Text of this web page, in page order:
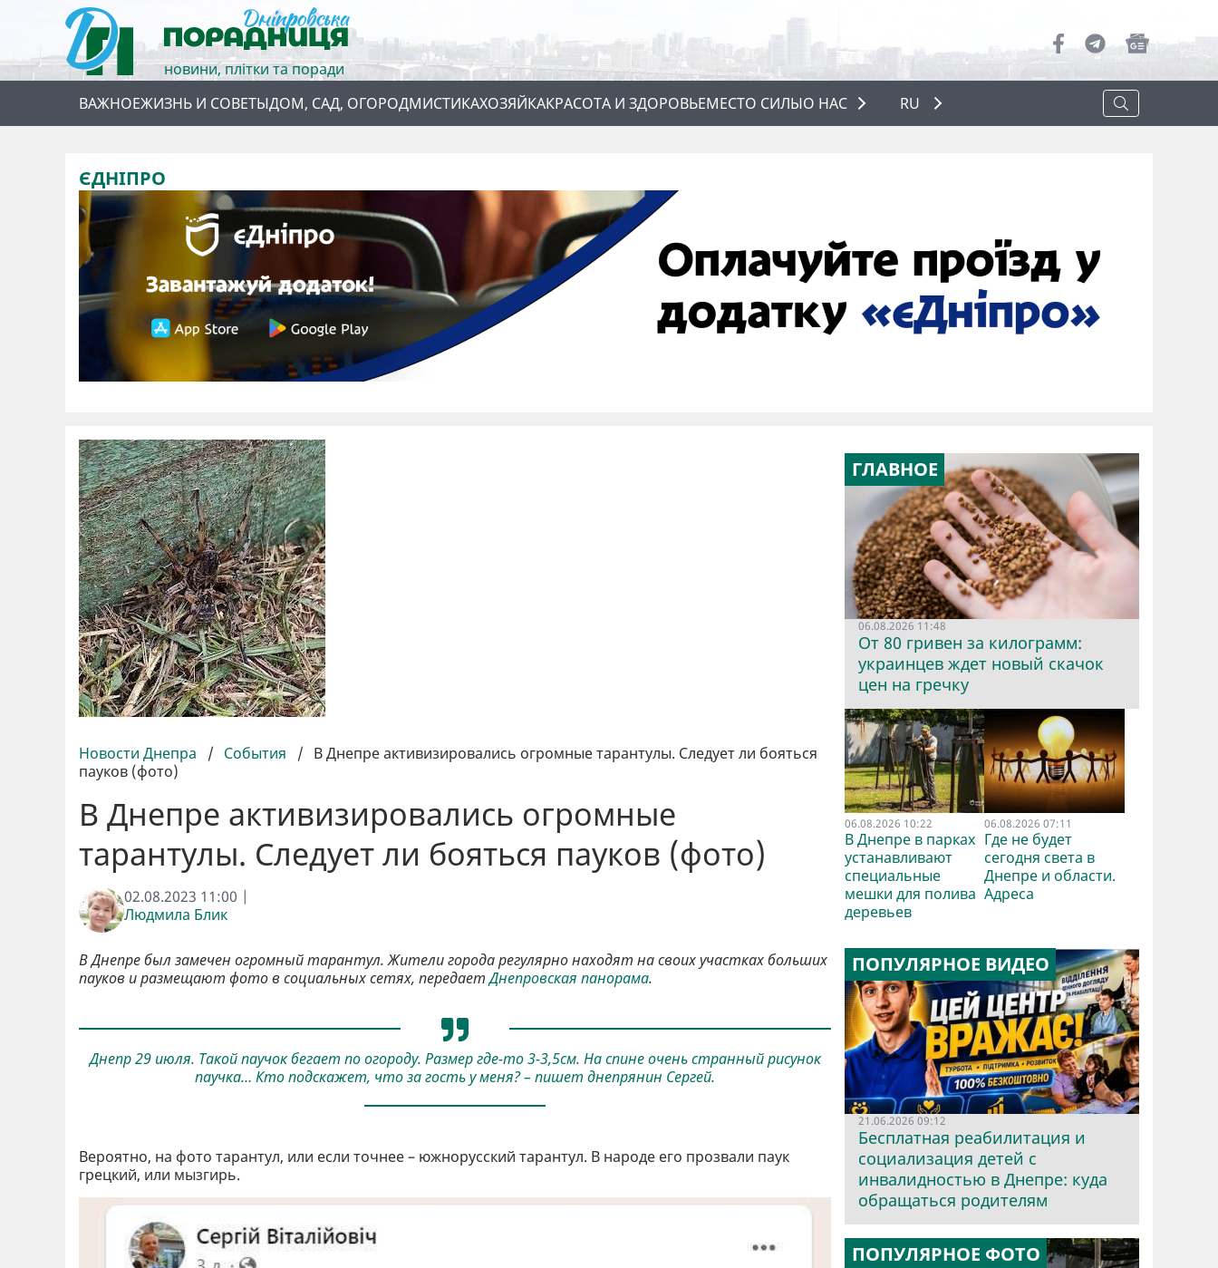
новини, плітки та поради
ВАЖНОЕЖИЗНЬ И СОВЕТЫДОМ, САД, ОГОРОДМИСТИКАХОЗЯЙКАКРАСОТА И ЗДОРОВЬЕМЕСТО СИЛЫО НАС
О НАС
RU
ЄДНІПРО
Новости Днепра / События / В Днепре активизировались огромные тарантулы. Следует ли бояться
пауков (фото)
В Днепре активизировались огромные
тарантулы. Следует ли бояться пауков (фото)
02.08.2023 11:00 |
Людмила Блик
В Днепре был замечен огромный тарантул. Жители города регулярно находят на своих участках больших
пауков и размещают фото в социальных сетях, передаетДнепровская панорама.
Днепр 29 июля. Такой паучок бегает по огороду. Размер где-то 3-3,5см. На спине очень странный рисунок
паучка… Кто подскажет, что за гость у меня? – пишет днепрянин Сергей.
Вероятно, на фото тарантул, или если точнее – южнорусский тарантул. В народе его прозвали паук
грецкий, или мызгирь.
ГЛАВНОЕ
06.08.2026 11:48
От 80 гривен за килограмм:
украинцев ждет новый скачок
цен на гречку
06.08.2026 10:22
В Днепре в парках
устанавливают
специальные
мешки для полива
деревьев
06.08.2026 07:11
Где не будет
сегодня света в
Днепре и области.
Адреса
ПОПУЛЯРНОЕ ВИДЕО
21.06.2026 09:12
Бесплатная реабилитация и
социализация детей с
инвалидностью в Днепре: куда
обращаться родителям
ПОПУЛЯРНОЕ ФОТО